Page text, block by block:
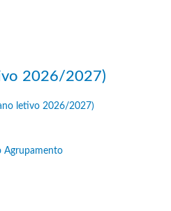
2026/2027)
Agrupamento